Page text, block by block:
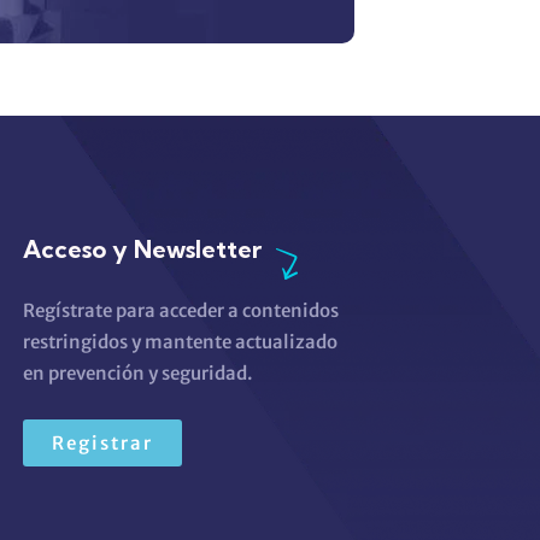
Acceso y Newsletter
Regístrate para acceder a contenidos
restringidos y mantente actualizado
en prevención y seguridad.
Registrar